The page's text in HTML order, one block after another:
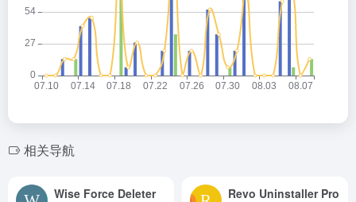
相关导航
Wise Force Deleter Revo Uninstaller Pro